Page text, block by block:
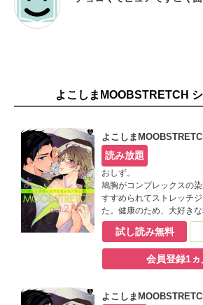
よこしまMOOBSTRETCH
よこしま
読み放題
おしず。
鳩胸がコンプレックスの
すすめられてストレッチ
た。健康のため、大好きな
食べても大丈夫なように
ために！ 意気込んで訪れ
っていたのは、鍛えられ
というインストラクター
は胸フェチのゲイで、理想
試し読み無料
会員登録1
よこしま